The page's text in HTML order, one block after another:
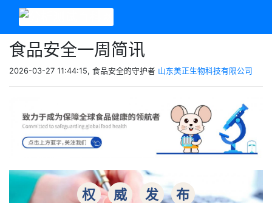
食品安全一周简讯
2026-03-27 11:44:15, 食品安全的守护者 山东美正生物科技有限公司
权 威 发 布